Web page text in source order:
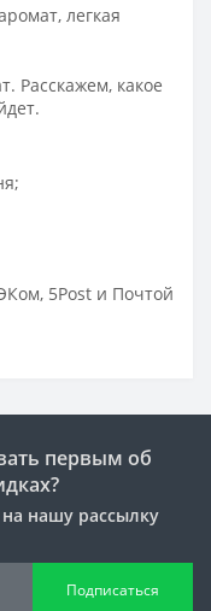
легкая
Расскажем, какое
5Post и Почтой
первым об
нашу рассылку
Подписаться